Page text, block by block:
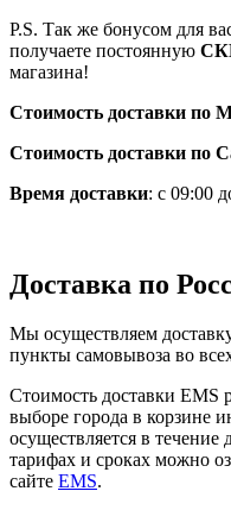
P.S. Так же бонусом для
получаете постоянную
магазина!
Стоимость доставки по
Стоимость доставки по
Время доставки: с 09:00
Доставка по
Мы осуществляем
пункты самовывоза во
Стоимость доставки EMS
выборе города в корзине
осуществляется в
тарифах и сроках можно
сайте EMS.